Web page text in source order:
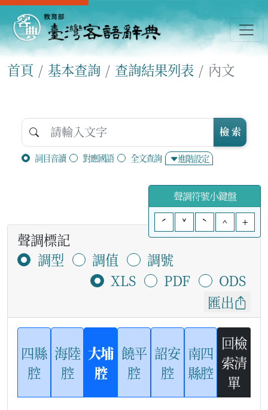
首頁 基本查詢 查詢結果列表 內文
詞目音讀 對應國語 全文查詢 進階設定
檢 索
聲調符號小鍵盤
ˊ
ˇ ˋ ^ +
聲調標記
調型
調值
調號
XLS
PDF
ODS
匯出
四縣
腔
海陸
腔
大埔
腔
饒平
腔
詔安
腔
南四
縣腔
回檢
索清
單